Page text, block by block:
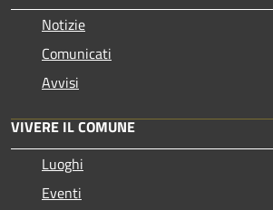
Notizie
Comunicati
Avvisi
VIVERE IL COMUNE
Luoghi
Eventi